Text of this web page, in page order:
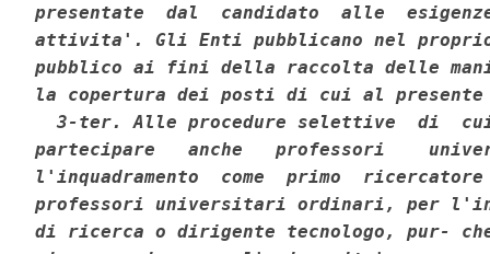
presentate  dal  candidato  alle
attivita'. Gli Enti pubblicano nel
pubblico ai fini della raccolta delle
la copertura dei posti di cui al presente
3-ter. Alle procedure selettive  di
partecipare   anche   professori
l'inquadramento  come  primo
professori universitari ordinari, per
di ricerca o dirigente tecnologo, pur-